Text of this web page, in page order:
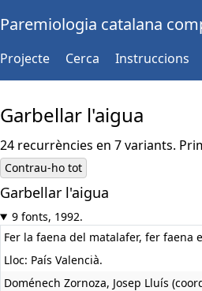
Paremiologia catalana
Projecte Cerca Instruccions
Garbellar l'aigua
24 recurrències en 7 variants.
Contrau-ho tot
Garbellar l'aigua
9 fonts, 1992.
Fer la faena del matalafer, fer faena
Lloc: País Valencià.
Doménech Zornoza, Josep Lluís